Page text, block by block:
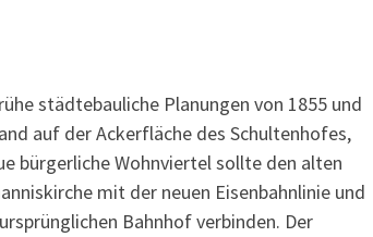
städtebauliche Planungen von 1855 und
auf der Ackerfläche des Schultenhofes,
bürgerliche Wohnviertel sollte den alten
mit der neuen Eisenbahnlinie und
Bahnhof verbinden. Der